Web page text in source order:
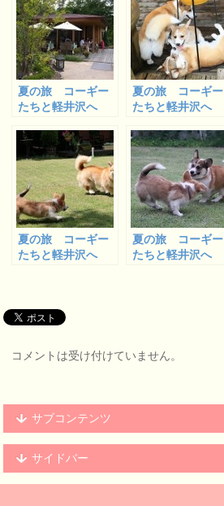
夏の旅 コーギー
たちと軽井沢へ
夏の旅 コーギー
たちと軽井沢へ
夏の旅 コーギー
たちと軽井沢へ
夏の旅 コーギー
たちと軽井沢へ
コメントは受け付けていません。
サブコンテンツ
サイドバー